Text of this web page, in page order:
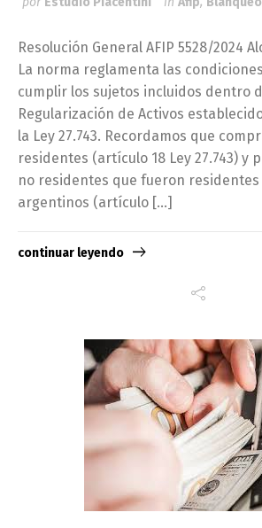
Resolución General AFIP 5528/2024
La norma reglamenta las
cumplir los sujetos incluidos dentro
Regularización de Activos
la Ley 27.743. Recordamos que
residentes (artículo 18 Ley 27.743) y
no residentes que fueron residentes
argentinos (artículo […]
continuar leyendo